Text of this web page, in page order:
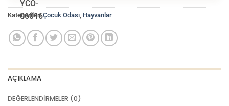
ChatGPT Gemini
Tercih ettiğiniz AI aracı ilehayalinizdeki görseli oluşturun. Biz çözünürlüğü
baskı kalitesine yükseltip üretim yaparız.
Kategoriler:Çocuk Odası, Hayvanlar
AÇIKLAMA
DEĞERLENDIRMELER (0)